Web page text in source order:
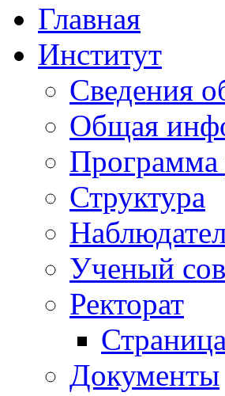
Главная
Институт
Сведения
Общая
Программа
Структура
Ученый
Ректорат
Документы